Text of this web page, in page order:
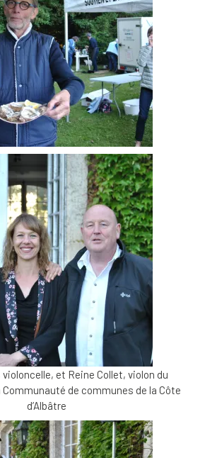
et Reine Collet, violon du
de communes de la Côte
d’Albâtre